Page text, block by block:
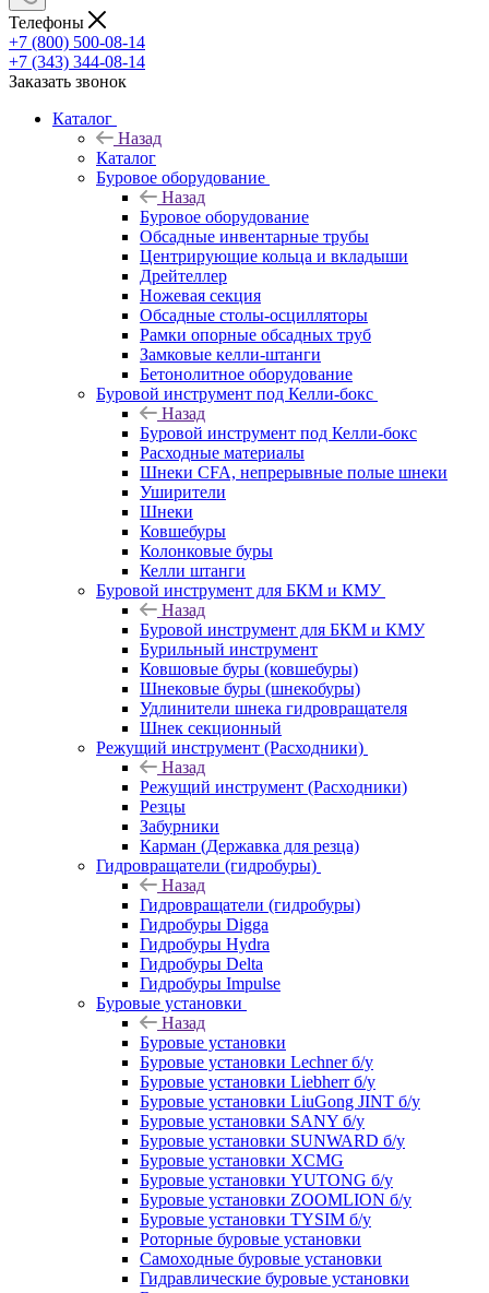
Телефоны
+7 (800) 500-08-14
+7 (343) 344-08-14
Заказать звонок
Каталог
Назад
Каталог
Буровое оборудование
Назад
Буровое оборудование
Обсадные инвентарные трубы
Центрирующие кольца и вкладыши
Дрейтеллер
Ножевая секция
Обсадные столы-осцилляторы
Рамки опорные обсадных труб
Замковые келли-штанги
Бетонолитное оборудование
Буровой инструмент под Келли-бокс
Назад
Буровой инструмент под Келли-бокс
Расходные материалы
Шнеки CFA, непрерывные полые шнеки
Уширители
Шнеки
Ковшебуры
Колонковые буры
Келли штанги
Буровой инструмент для БКМ и КМУ
Назад
Буровой инструмент для БКМ и КМУ
Бурильный инструмент
Ковшовые буры (ковшебуры)
Шнековые буры (шнекобуры)
Удлинители шнека гидровращателя
Шнек секционный
Режущий инструмент (Расходники)
Назад
Режущий инструмент (Расходники)
Резцы
Забурники
Карман (Державка для резца)
Гидровращатели (гидробуры)
Назад
Гидровращатели (гидробуры)
Гидробуры Digga
Гидробуры Hydra
Гидробуры Delta
Гидробуры Impulse
Буровые установки
Назад
Буровые установки
Буровые установки Lechner б/у
Буровые установки Liebherr б/у
Буровые установки LiuGong JINT б/у
Буровые установки SANY б/у
Буровые установки SUNWARD б/у
Буровые установки XCMG
Буровые установки YUTONG б/у
Буровые установки ZOOMLION б/у
Буровые установки TYSIM б/у
Роторные буровые установки
Самоходные буровые установки
Гидравлические буровые установки